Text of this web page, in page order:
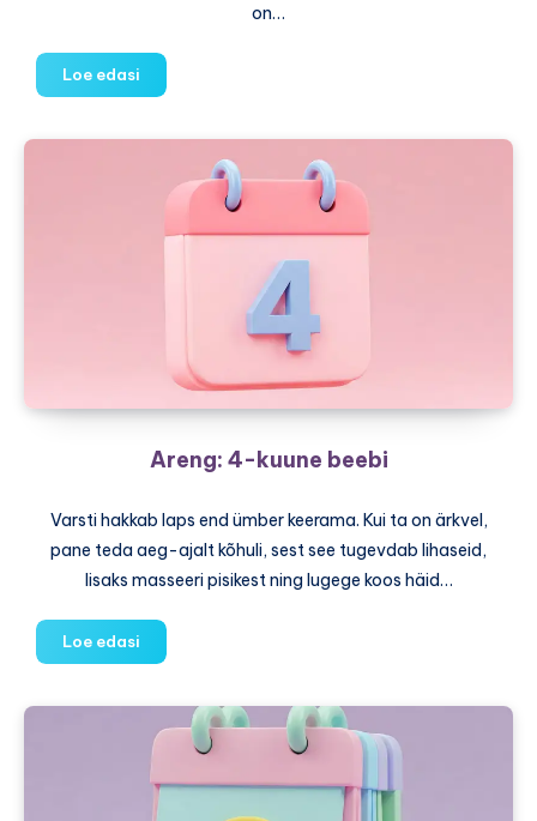
on…
Loe edasi
5-
Areng: 4-kuune beebi
Varsti hakkab laps end ümber keerama. Kui ta on ärkvel,
pane teda aeg-ajalt kõhuli, sest see tugevdab lihaseid,
lisaks masseeri pisikest ning lugege koos häid…
Loe edasi
4-